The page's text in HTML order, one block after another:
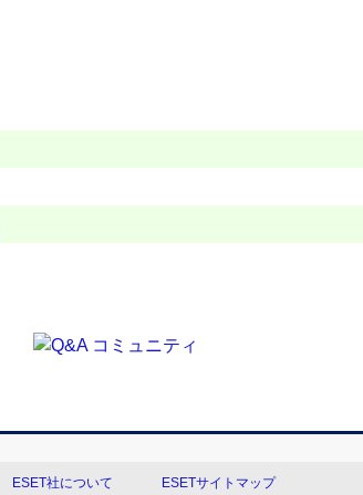
ESET社について ESETサイトマップ